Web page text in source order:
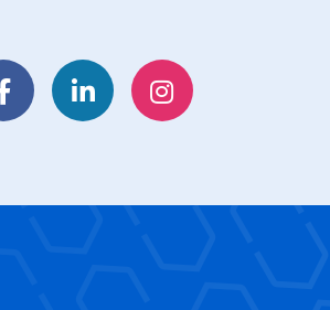
FacebookLinkedInInstagram